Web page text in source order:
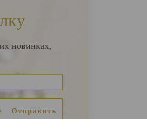
новинках,
Отправить